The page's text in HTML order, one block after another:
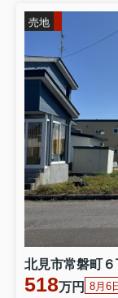
売地
北見市常磐町
518万円 8月6